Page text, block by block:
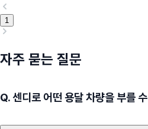
1
자주 묻는 질문
Q.센디로 어떤 용달 차량을 부를